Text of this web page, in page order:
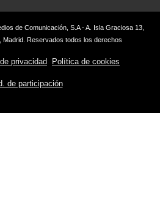
de Comunicación, S.A - A. Isla Graciosa 13,
Madrid. Reservados todos los derechos
privacidad Política de cookies
de participación